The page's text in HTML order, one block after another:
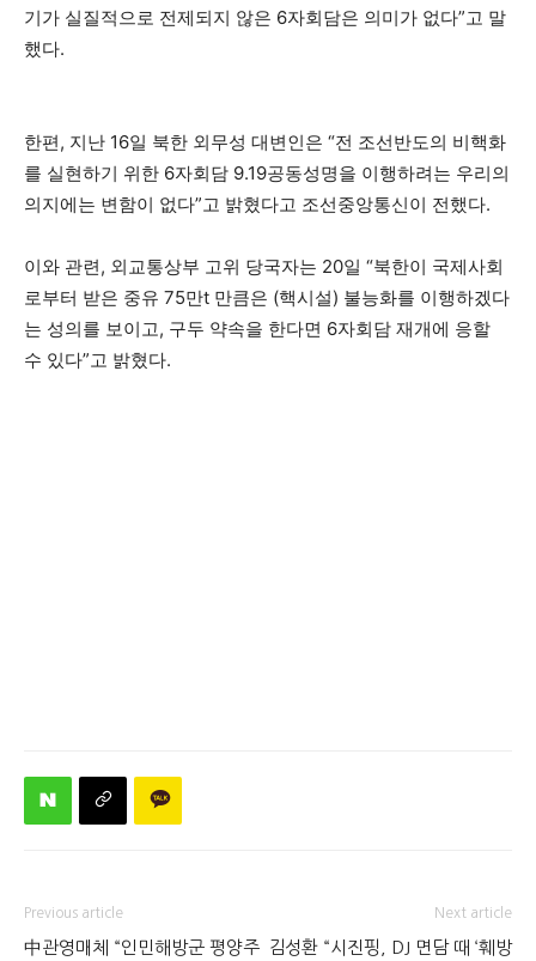
기가 실질적으로 전제되지 않은 6자회담은 의미가 없다”고 말
했다.
한편, 지난 16일 북한 외무성 대변인은 “전 조선반도의 비핵화
를 실현하기 위한 6자회담 9.19공동성명을 이행하려는 우리의
의지에는 변함이 없다”고 밝혔다고 조선중앙통신이 전했다.
이와 관련, 외교통상부 고위 당국자는 20일 “북한이 국제사회
로부터 받은 중유 75만t 만큼은 (핵시설) 불능화를 이행하겠다
는 성의를 보이고, 구두 약속을 한다면 6자회담 재개에 응할
수 있다”고 밝혔다.
Previous article
中관영매체 “인민해방군 평양주
Next article
김성환 “시진핑, DJ 면담 때 ‘훼방